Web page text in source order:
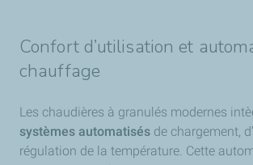
une très grosse partie du coût.
Confort d’utilisation et
chauffage
Les chaudières à granulés modernes
systèmes automatisés de chargement,
régulation de la température. Cette